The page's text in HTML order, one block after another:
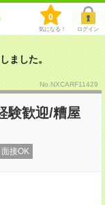
0
気になる！ ログイン
ました。
No.NXCARF11429
験歓迎/糟屋
接OK